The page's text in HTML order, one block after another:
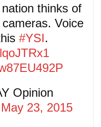
thinks of
Voice
#YSI.
Opinion
May 23, 2015